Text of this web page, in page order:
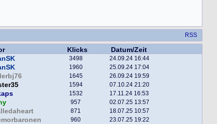
RSS
Klicks
Datum/Zeit
3498 24.09.24 16:44
1960 25.09.24 17:04
1645 26.09.24 19:59
1594 07.10.24 21:20
1532 17.11.24 16:53
957 02.07.25 13:57
871 18.07.25 10:57
960 23.07.25 19:22